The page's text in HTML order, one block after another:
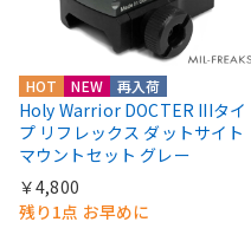
HOT NEW 再入荷
Holy Warrior DOCTER IIIタイ
プ リフレックス ダットサイト
マウントセット グレー
￥4,800
残り1点 お早めに